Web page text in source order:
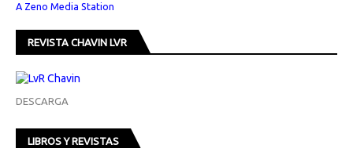
A Zeno Media Station
REVISTA CHAVIN LVR
DESCARGA
LIBROS Y REVISTAS